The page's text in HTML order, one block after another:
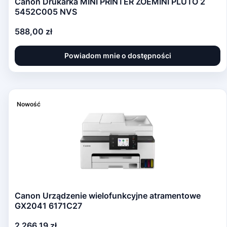
5452C005 NVS
Cena
588,00 zł
Powiadom mnie o dostępności
Nowość
Canon Urządzenie wielofunkcyjne atramentowe
GX2041 6171C27
Cena